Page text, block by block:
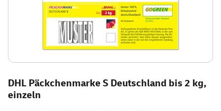
DHL Päckchenmarke S Deutschland bis 2 kg,
einzeln